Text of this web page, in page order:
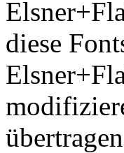
diese